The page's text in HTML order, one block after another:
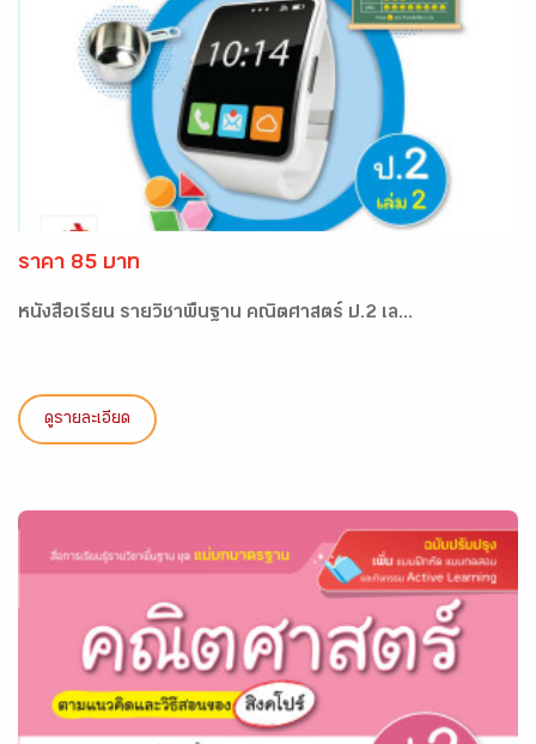
ราคา 85 บาท
หนังสือเรียน รายวิชาพื้นฐาน คณิตศาสตร์ ป.2 เล...
ดูรายละเอียด